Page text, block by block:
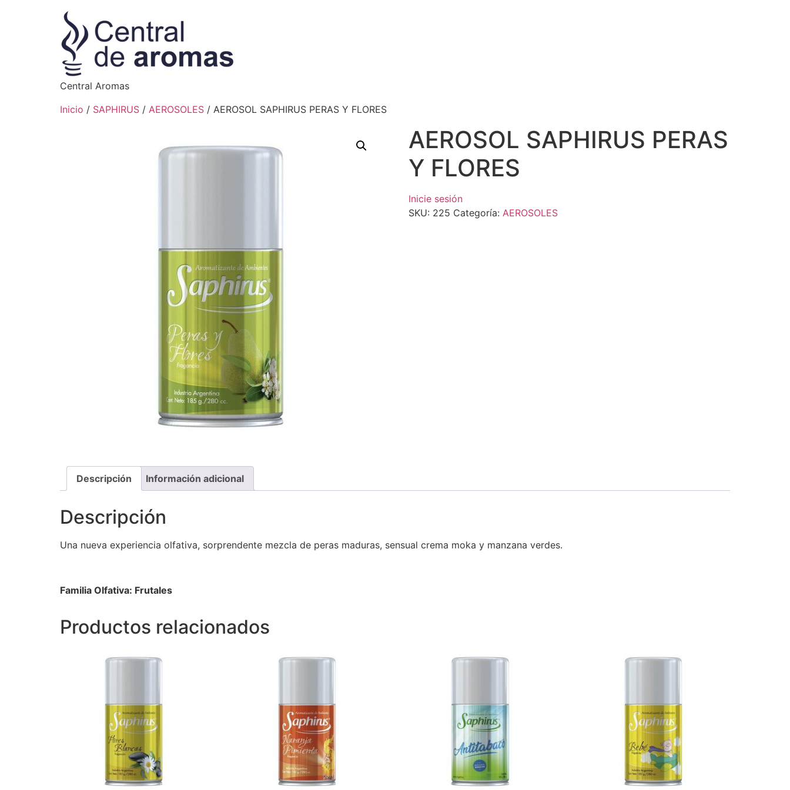
Central Aromas
Inicio / SAPHIRUS / AEROSOLES / AEROSOL SAPHIRUS PERAS Y FLORES
AEROSOL SAPHIRUS PERAS
Y FLORES
Inicie sesión
SKU: 225 Categoría: AEROSOLES
Descripción Información adicional
Descripción
Una nueva experiencia olfativa, sorprendente mezcla de peras maduras, sensual crema moka y manzana verdes.
Familia Olfativa: Frutales
Productos relacionados